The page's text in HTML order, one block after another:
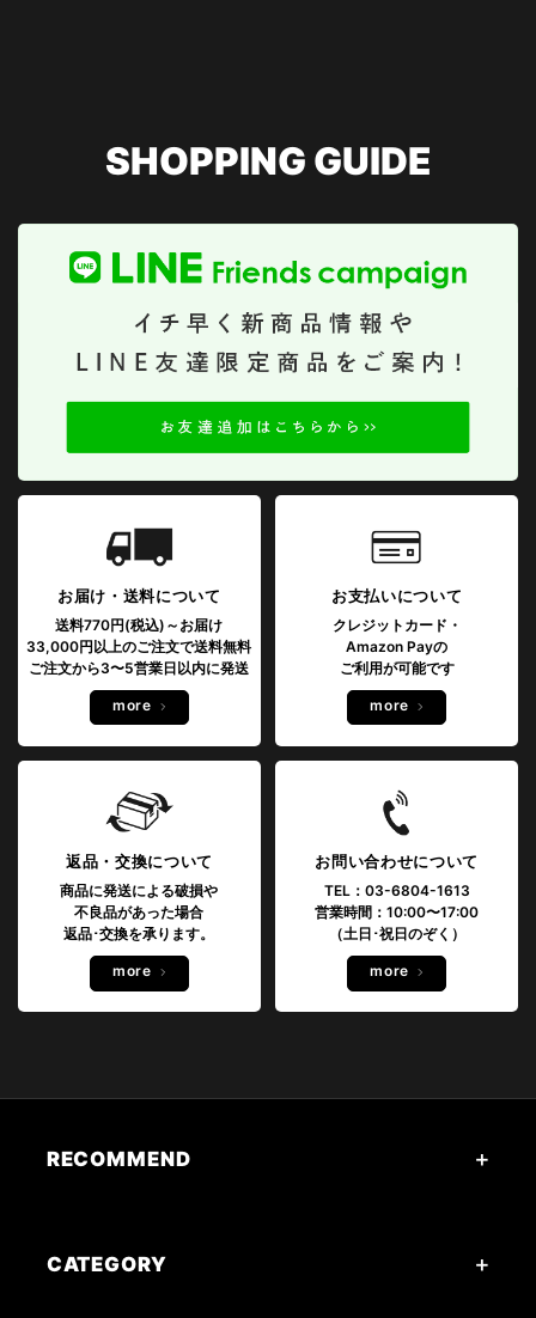
SHOPPING GUIDE
お届け・送料について
送料770円(税込)～お届け
33,000円以上のご注文で送料無料
ご注文から3〜5営業日以内に発送
more
お支払いについて
クレジットカード・
Amazon Payの
ご利用が可能です
more
返品・交換について
商品に発送による破損や
不良品があった場合
返品･交換を承ります。
more
お問い合わせについて
TEL：03-6804-1613
営業時間：10:00〜17:00
（土日･祝日のぞく）
more
RECOMMEND
CATEGORY